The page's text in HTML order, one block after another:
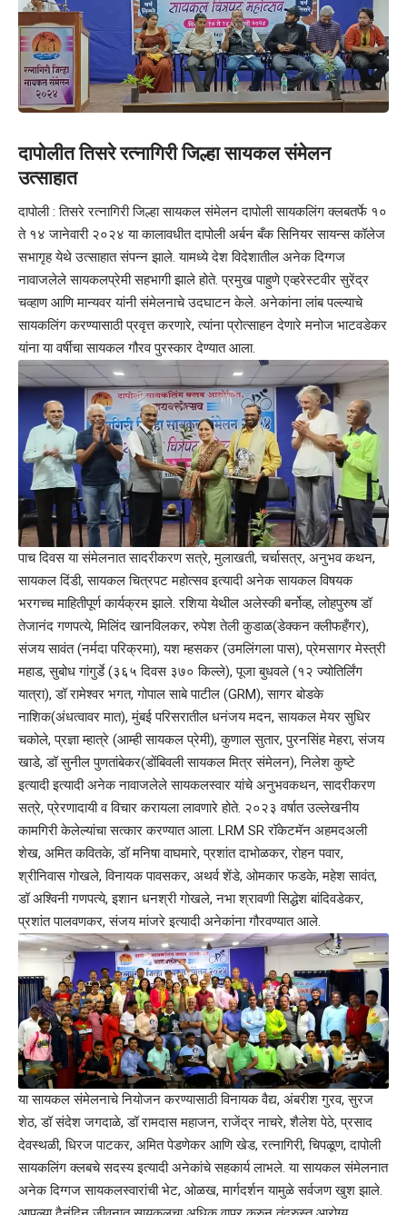
दापोलीत तिसरे रत्नागिरी जिल्हा सायकल संमेलन
उत्साहात
दापोली : तिसरे रत्नागिरी जिल्हा सायकल संमेलन दापोली सायकलिंग क्लबतर्फे १०
ते १४ जानेवारी २०२४ या कालावधीत दापोली अर्बन बँक सिनियर सायन्स कॉलेज
सभागृह येथे उत्साहात संपन्न झाले. यामध्ये देश विदेशातील अनेक दिग्गज
नावाजलेले सायकलप्रेमी सहभागी झाले होते. प्रमुख पाहुणे एव्हरेस्टवीर सुरेंद्र
चव्हाण आणि मान्यवर यांनी संमेलनाचे उदघाटन केले. अनेकांना लांब पल्ल्याचे
सायकलिंग करण्यासाठी प्रवृत्त करणारे, त्यांना प्रोत्साहन देणारे मनोज भाटवडेकर
यांना या वर्षीचा सायकल गौरव पुरस्कार देण्यात आला.
पाच दिवस या संमेलनात सादरीकरण सत्रे, मुलाखती, चर्चासत्र, अनुभव कथन,
सायकल दिंडी, सायकल चित्रपट महोत्सव इत्यादी अनेक सायकल विषयक
भरगच्च माहितीपूर्ण कार्यक्रम झाले. रशिया येथील अलेस्की बर्नोव्ह, लोहपुरुष डॉ
तेजानंद गणपत्ये, मिलिंद खानविलकर, रुपेश तेली कुडाळ(डेक्कन क्लीफहँगर),
संजय सावंत (नर्मदा परिक्रमा), यश म्हसकर (उमलिंगला पास), प्रेमसागर मेस्त्री
महाड, सुबोध गांगुर्डे (३६५ दिवस ३७० किल्ले), पूजा बुधवले (१२ ज्योतिर्लिंग
यात्रा), डॉ रामेश्वर भगत, गोपाल साबे पाटील (GRM), सागर बोडके
नाशिक(अंधत्वावर मात), मुंबई परिसरातील धनंजय मदन, सायकल मेयर सुधिर
चकोले, प्रज्ञा म्हात्रे (आम्ही सायकल प्रेमी), कुणाल सुतार, पुरनसिंह मेहरा, संजय
खाडे, डॉ सुनील पुणतांबेकर(डोंबिवली सायकल मित्र संमेलन), निलेश कुष्टे
इत्यादी इत्यादी अनेक नावाजलेले सायकलस्वार यांचे अनुभवकथन, सादरीकरण
सत्रे, प्रेरणादायी व विचार करायला लावणारे होते. २०२३ वर्षात उल्लेखनीय
कामगिरी केलेल्यांचा सत्कार करण्यात आला. LRM SR रॉकेटमॅन अहमदअली
शेख, अमित कवितके, डॉ मनिषा वाघमारे, प्रशांत दाभोळकर, रोहन पवार,
श्रीनिवास गोखले, विनायक पावसकर, अथर्व शेंडे, ओमकार फडके, महेश सावंत,
डॉ अश्विनी गणपत्ये, इशान धनश्री गोखले, नभा श्रावणी सिद्धेश बांदिवडेकर,
प्रशांत पालवणकर, संजय मांजरे इत्यादी अनेकांना गौरवण्यात आले.
या सायकल संमेलनाचे नियोजन करण्यासाठी विनायक वैद्य, अंबरीश गुरव, सुरज
शेठ, डॉ संदेश जगदाळे, डॉ रामदास महाजन, राजेंद्र नाचरे, शैलेश पेठे, प्रसाद
देवस्थळी, धिरज पाटकर, अमित पेडणेकर आणि खेड, रत्नागिरी, चिपळूण, दापोली
सायकलिंग क्लबचे सदस्य इत्यादी अनेकांचे सहकार्य लाभले. या सायकल संमेलनात
अनेक दिग्गज सायकलस्वारांची भेट, ओळख, मार्गदर्शन यामुळे सर्वजण खुश झाले.